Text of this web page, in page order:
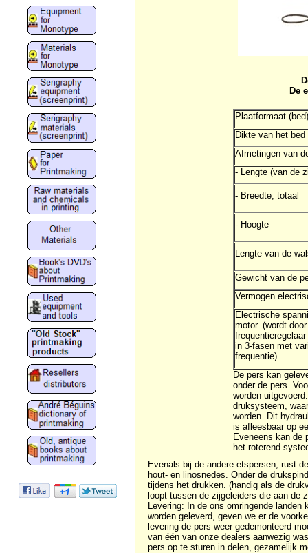
De
Plaatformaat (bed)
Dikte van het bed
Afmetingen van
- Lengte (van de
- Breedte, totaal
- Hoogte
Lengte van de
Gewicht van de
Vermogen
Electrische
motor. (wordt
in 3-fasen met
frequentie)
De pers kan
onder de pers.
worden
druksysteem,
worden. Dit
is afleesbaar op
Eveneens kan de
het roterend
Evenals bij de andere etspersen, rust
hout- en linosnedes. Onder de
tijdens het drukken. (handig als de
loopt tussen de zijgeleiders die aan de
Levering: In de ons omringende
worden geleverd, geven we er de
levering de pers weer gedemonteerd
van één van onze dealers aanwezig
pers op te sturen in delen, gezamelijk